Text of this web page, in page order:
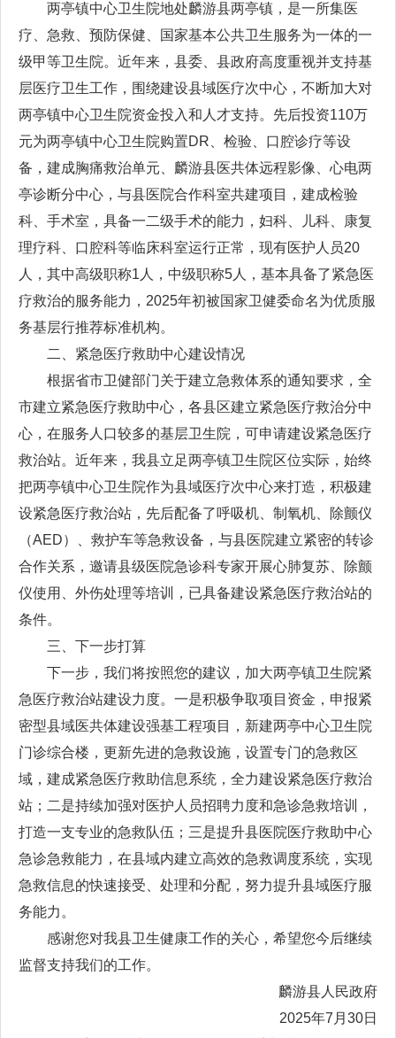
两亭镇中心卫生院地处麟游县两亭镇，是一所集医
疗、急救、预防保健、国家基本公共卫生服务为一体的一
级甲等卫生院。近年来，县委、县政府高度重视并支持基
层医疗卫生工作，围绕建设县域医疗次中心，不断加大对
两亭镇中心卫生院资金投入和人才支持。先后投资110万
元为两亭镇中心卫生院购置DR、检验、口腔诊疗等设
备，建成胸痛救治单元、麟游县医共体远程影像、心电两
亭诊断分中心，与县医院合作科室共建项目，建成检验
科、手术室，具备一二级手术的能力，妇科、儿科、康复
理疗科、口腔科等临床科室运行正常，现有医护人员20
人，其中高级职称1人，中级职称5人，基本具备了紧急医
疗救治的服务能力，2025年初被国家卫健委命名为优质服
务基层行推荐标准机构。
二、紧急医疗救助中心建设情况
根据省市卫健部门关于建立急救体系的通知要求，全
市建立紧急医疗救助中心，各县区建立紧急医疗救治分中
心，在服务人口较多的基层卫生院，可申请建设紧急医疗
救治站。近年来，我县立足两亭镇卫生院区位实际，始终
把两亭镇中心卫生院作为县域医疗次中心来打造，积极建
设紧急医疗救治站，先后配备了呼吸机、制氧机、除颤仪
（AED）、救护车等急救设备，与县医院建立紧密的转诊
合作关系，邀请县级医院急诊科专家开展心肺复苏、除颤
仪使用、外伤处理等培训，已具备建设紧急医疗救治站的
条件。
三、下一步打算
下一步，我们将按照您的建议，加大两亭镇卫生院紧
急医疗救治站建设力度。一是积极争取项目资金，申报紧
密型县域医共体建设强基工程项目，新建两亭中心卫生院
门诊综合楼，更新先进的急救设施，设置专门的急救区
域，建成紧急医疗救助信息系统，全力建设紧急医疗救治
站；二是持续加强对医护人员招聘力度和急诊急救培训，
打造一支专业的急救队伍；三是提升县医院医疗救助中心
急诊急救能力，在县域内建立高效的急救调度系统，实现
急救信息的快速接受、处理和分配，努力提升县域医疗服
务能力。
感谢您对我县卫生健康工作的关心，希望您今后继续
监督支持我们的工作。
麟游县人民政府
2025年7月30日